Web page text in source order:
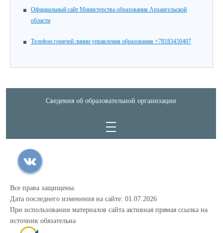
Официальный сайт Министерства образования Архангельской
области
Телефон горячей линии управления образования +78183450407
Сведения об образовательной организации
Все права защищены.
Дата последнего изменения на сайте: 01.07.2026
При использовании материалов сайта активная прямая ссылка на
источник обязательна